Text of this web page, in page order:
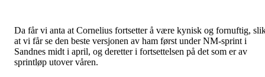
Da får vi anta at Cornelius fortsetter å være kynisk og fornuftig,
at vi får se den beste versjonen av ham først under NM-sprint i
Sandnes midt i april, og deretter i fortsettelsen på det som er av
sprintløp utover våren.